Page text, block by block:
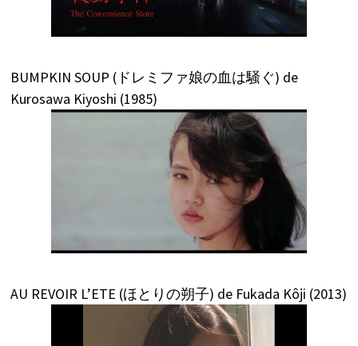
BUMPKIN SOUP (ドレミファ娘の血は騒ぐ) de
Kurosawa Kiyoshi (1985)
AU REVOIR L’ETE (ほとりの朔子) de Fukada Kôji (2013)